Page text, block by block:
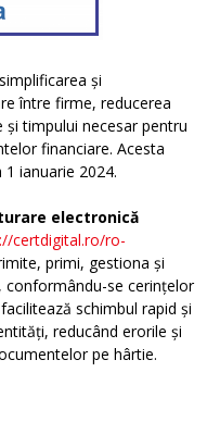
și
între firme, reducerea
timpului necesar pentru
financiare. Acesta
ianuarie 2024.
electronică
certdigital.ro/ro-
primi, gestiona și
se cerințelor
schimbul rapid și
reducând erorile și
pe hârtie.